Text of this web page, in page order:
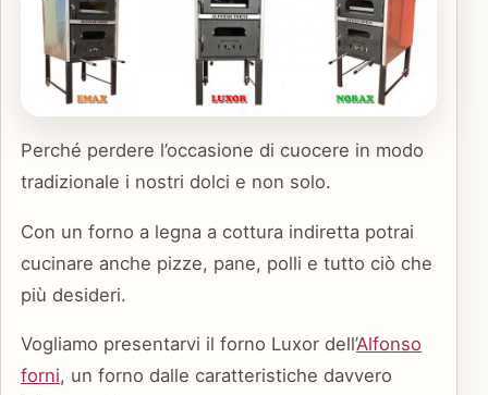
Perché perdere l’occasione di cuocere in modo
tradizionale i nostri dolci e non solo.
Con un forno a legna a cottura indiretta potrai
cucinare anche pizze, pane, polli e tutto ciò che
più desideri.
Vogliamo presentarvi il forno Luxor dell’Alfonso
forni, un forno dalle caratteristiche davvero